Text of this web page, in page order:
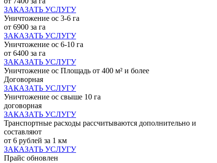
ЗАКАЗАТЬ УСЛУГУ
Уничтожение ос 3-6 га
от 6900 за га
ЗАКАЗАТЬ УСЛУГУ
Уничтожение ос 6-10 га
от 6400 за га
ЗАКАЗАТЬ УСЛУГУ
Уничтожение ос Площадь от 400 м² и более
Договорная
ЗАКАЗАТЬ УСЛУГУ
Уничтожение ос свыше 10 га
договорная
ЗАКАЗАТЬ УСЛУГУ
Транспортные расходы рассчитываются дополнительно и
составляют
от 6 рублей за 1 км
ЗАКАЗАТЬ УСЛУГУ
Прайс обновлен